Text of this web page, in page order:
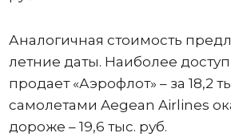
Аналогичная стоимость
летние даты. Наиболее
продает «Аэрофлот» – за 18,2
самолетами Aegean Airlines
дороже – 19,6 тыс. руб.